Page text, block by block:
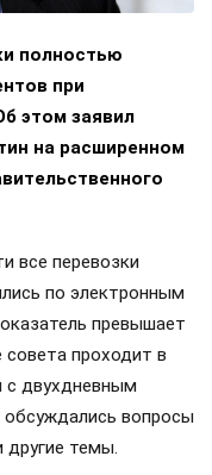
полностью
при
этом заявил
на расширенном
все перевозки
по электронным
превышает
проходит в
с двухдневным
вопросы
другие темы.